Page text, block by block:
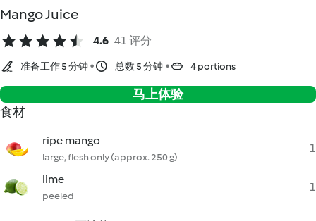
Mango Juice
4.6 41 评分
准备工作 5 分钟 总数 5 分钟 4 portions
马上体验
食材
ripe mango
large, flesh only (approx. 250 g)
1
lime
peeled
1